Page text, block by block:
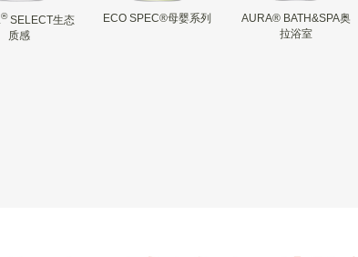
®SELECT生态
质感
ECO SPEC®母婴系列
AURA® BATH&SPA奥
拉浴室